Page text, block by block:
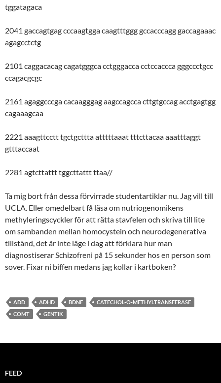
tggatagaca
2041 gaccagtgag cccaagtgga caagtttggg gccacccagg gaccagaaac
agagcctctg
2101 caggacacag cagatgggca cctgggacca cctccaccca gggccctgcc
ccagacgcgc
2161 agaggcccga cacaagggag aagccagcca cttgtgccag acctgagtgg
cagaaagcaa
2221 aaagttcctt tgctgcttta atttttaaat tttcttacaa aaatttaggt
gtttaccaat
2281 agtcttattt tggcttattt ttaa//
Ta mig bort från dessa förvirrade studentartiklar nu. Jag vill till
UCLA. Eller omedelbart få läsa om nutriogenomikens
methyleringscyckler för att rätta stavfelen och skriva till lite
om sambanden mellan homocystein och neurodegenerativa
tillstånd, det är inte läge i dag att förklara hur man
diagnostiserar Schizofreni på 15 sekunder hos en person som
sover. Fixar ni biffen medans jag kollar i kartboken?
ADD ADHD BDNF
CATECHOL-O-METHYLTRANSFERASE
COMT
GENTIK
FEED